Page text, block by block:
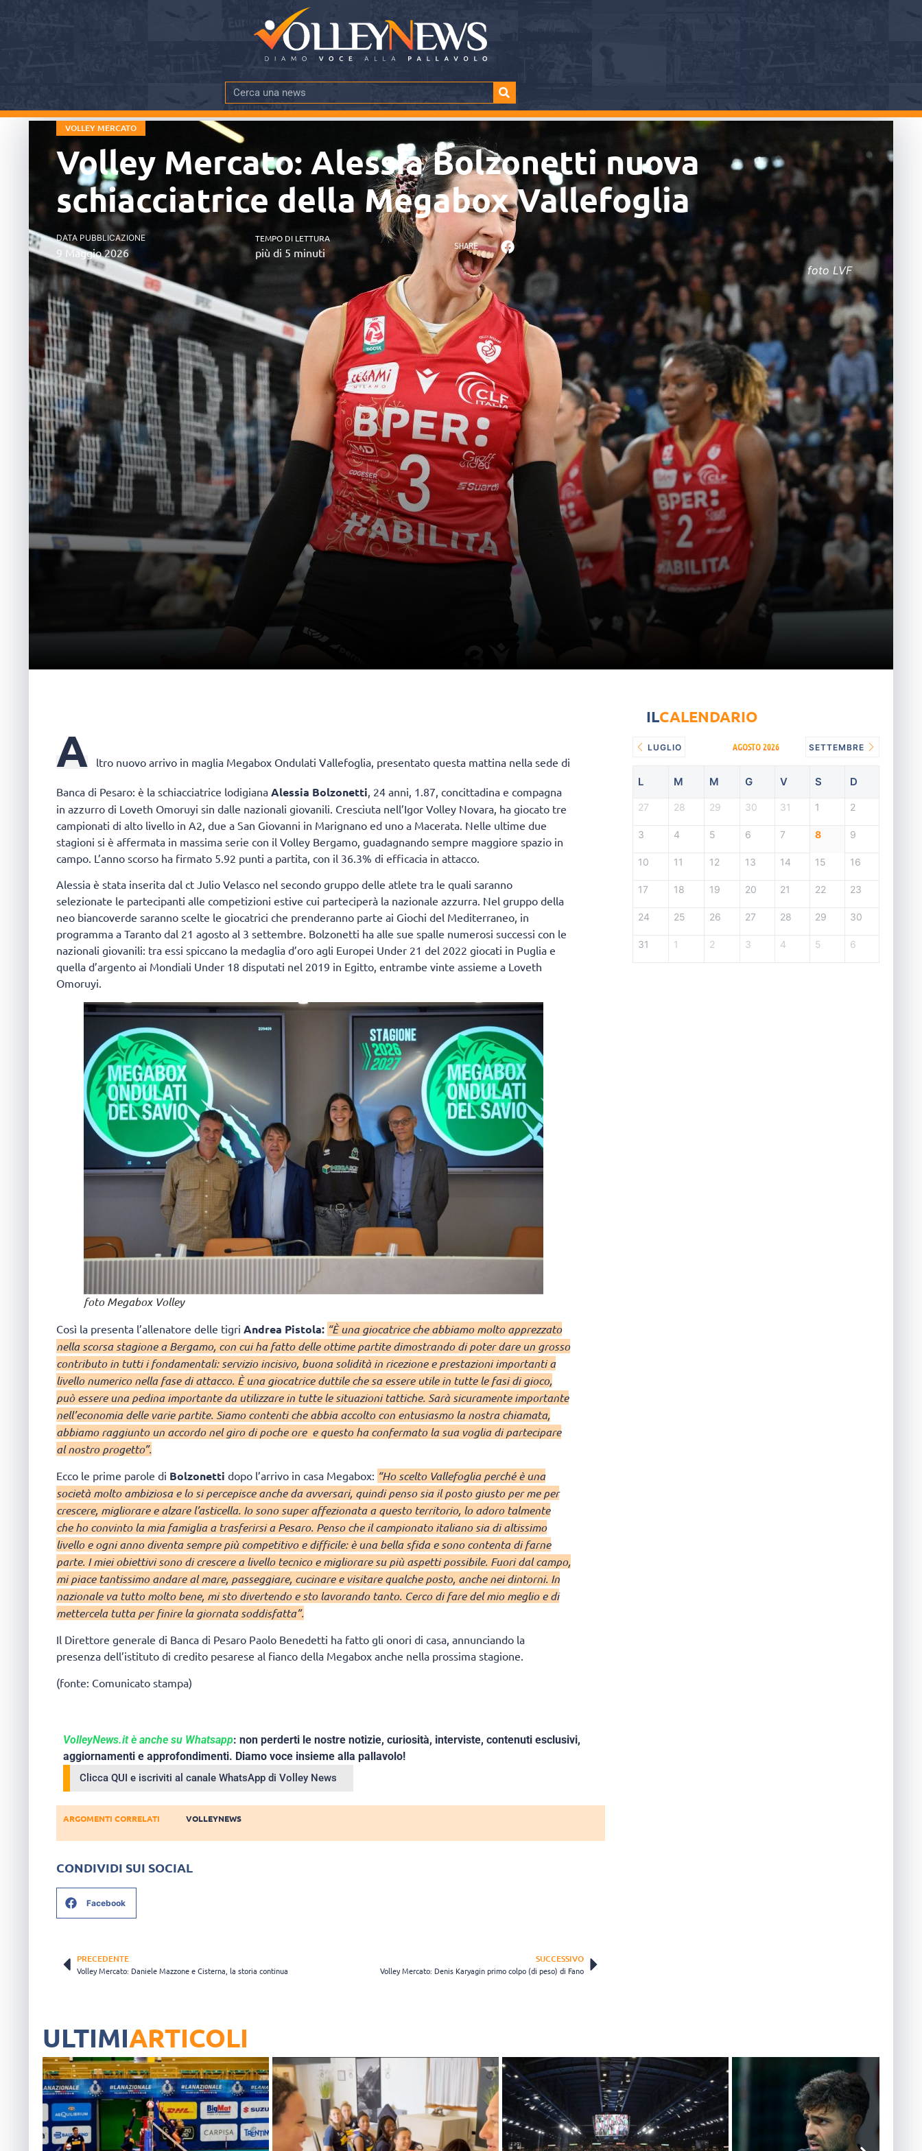
VOLLEY MERCATO
Volley Mercato: Alessia Bolzonetti nuova
schiacciatrice della Megabox Vallefoglia
DATA PUBBLICAZIONE
9 Maggio 2026
TEMPO DI LETTURA
più di 5 minuti SHARE
foto LVF
A ltro nuovo arrivo in maglia Megabox Ondulati Vallefoglia, presentato questa mattina nella sede di
Banca di Pesaro: è la schiacciatrice lodigiana Alessia Bolzonetti , 24 anni, 1.87, concittadina e compagna
in azzurro di Loveth Omoruyi sin dalle nazionali giovanili. Cresciuta nell’Igor Volley Novara, ha giocato tre
campionati di alto livello in A2, due a San Giovanni in Marignano ed uno a Macerata. Nelle ultime due
stagioni si è affermata in massima serie con il Volley Bergamo, guadagnando sempre maggiore spazio in
campo. L’anno scorso ha firmato 5.92 punti a partita, con il 36.3% di efficacia in attacco.
Alessia è stata inserita dal ct Julio Velasco nel secondo gruppo delle atlete tra le quali saranno
selezionate le partecipanti alle competizioni estive cui parteciperà la nazionale azzurra. Nel gruppo della
neo biancoverde saranno scelte le giocatrici che prenderanno parte ai Giochi del Mediterraneo, in
programma a Taranto dal 21 agosto al 3 settembre. Bolzonetti ha alle sue spalle numerosi successi con le
nazionali giovanili: tra essi spiccano la medaglia d’oro agli Europei Under 21 del 2022 giocati in Puglia e
quella d’argento ai Mondiali Under 18 disputati nel 2019 in Egitto, entrambe vinte assieme a Loveth
Omoruyi.
foto Megabox Volley
Così la presenta l’allenatore delle tigri Andrea Pistola: “È una giocatrice che abbiamo molto apprezzato
nella scorsa stagione a Bergamo, con cui ha fatto delle ottime partite dimostrando di poter dare un grosso
contributo in tutti i fondamentali: servizio incisivo, buona solidità in ricezione e prestazioni importanti a
livello numerico nella fase di attacco. È una giocatrice duttile che sa essere utile in tutte le fasi di gioco,
può essere una pedina importante da utilizzare in tutte le situazioni tattiche. Sarà sicuramente importante
nell’economia delle varie partite. Siamo contenti che abbia accolto con entusiasmo la nostra chiamata,
abbiamo raggiunto un accordo nel giro di poche ore e questo ha confermato la sua voglia di partecipare
al nostro progetto”.
Ecco le prime parole di Bolzonetti dopo l’arrivo in casa Megabox: “Ho scelto Vallefoglia perché è una
società molto ambiziosa e lo si percepisce anche da avversari, quindi penso sia il posto giusto per me per
crescere, migliorare e alzare l’asticella. Io sono super affezionata a questo territorio, lo adoro talmente
che ho convinto la mia famiglia a trasferirsi a Pesaro. Penso che il campionato italiano sia di altissimo
livello e ogni anno diventa sempre più competitivo e difficile: è una bella sfida e sono contenta di farne
parte. I miei obiettivi sono di crescere a livello tecnico e migliorare su più aspetti possibile. Fuori dal campo,
mi piace tantissimo andare al mare, passeggiare, cucinare e visitare qualche posto, anche nei dintorni. In
nazionale va tutto molto bene, mi sto divertendo e sto lavorando tanto. Cerco di fare del mio meglio e di
mettercela tutta per finire la giornata soddisfatta”.
Il Direttore generale di Banca di Pesaro Paolo Benedetti ha fatto gli onori di casa, annunciando la
presenza dell’istituto di credito pesarese al fianco della Megabox anche nella prossima stagione.
(fonte: Comunicato stampa)
VolleyNews.it è anche su Whatsapp: non perderti le nostre notizie, curiosità, interviste, contenuti esclusivi,
aggiornamenti e approfondimenti. Diamo voce insieme alla pallavolo!
Clicca QUI e iscriviti al canale WhatsApp di Volley News
ARGOMENTI CORRELATI VOLLEYNEWS
CONDIVIDI SUI SOCIAL
Facebook
PRECEDENTE
Volley Mercato: Daniele Mazzone e Cisterna, la storia continua
SUCCESSIVO
Volley Mercato: Denis Karyagin primo colpo (di peso) di Fano
ILCALENDARIO
LUGLIO AGOSTO 2026 SETTEMBRE
L M M G V S D
27 28 29 30 31 1 2
3 4 5 6 7 8 9
10 11 12 13 14 15 16
17 18 19 20 21 22 23
24 25 26 27 28 29 30
31 1 2 3 4 5 6
ULTIMIARTICOLI